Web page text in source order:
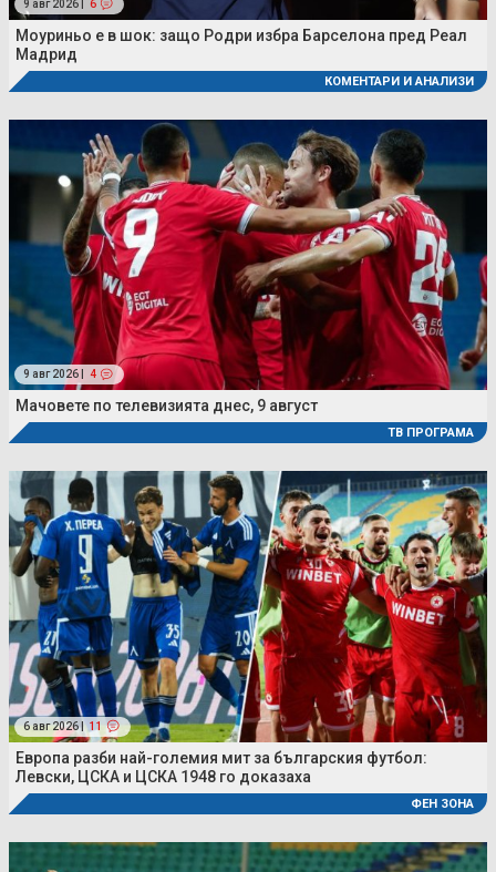
9 авг 2026 | 6
Моуриньо е в шок: защо Родри избра Барселона пред Реал
Мадрид
КОМЕНТАРИ И АНАЛИЗИ
9 авг 2026 | 4
Мачовете по телевизията днес, 9 август
ТВ ПРОГРАМА
6 авг 2026 | 11
Европа разби най-големия мит за българския футбол:
Левски, ЦСКА и ЦСКА 1948 го доказаха
ФЕН ЗОНА